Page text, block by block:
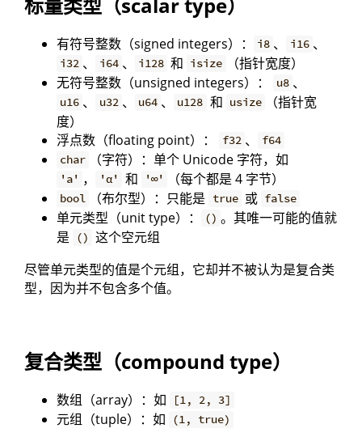
有符号整数（signed integers）： i8 、 i16 、
i32 、 i64 、 i128 和 isize
（指针宽度）
无符号整数（unsigned integers）：
u8 、
u16 、 u32 、 u64 、 u128 和 usize
（指针宽
度）
浮点数（floating point）：
f32 、
f64
char
（字符）：单个 Unicode 字符，如
'a' ， 'α' 和 '∞' （每个都是 4 字节）
bool （布尔型）：只能是 true 或 false
单元类型（unit type）： () 。其唯一可能的值就
是
() 这个空元组
尽管单元类型的值是个元组，它却并不被认为是复合类
型，因为并不包含多个值。
复合类型（compound type）
数组（array）：如 [1, 2, 3]
元组（tuple）：如 (1, true)